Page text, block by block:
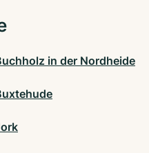
in der Nordheide